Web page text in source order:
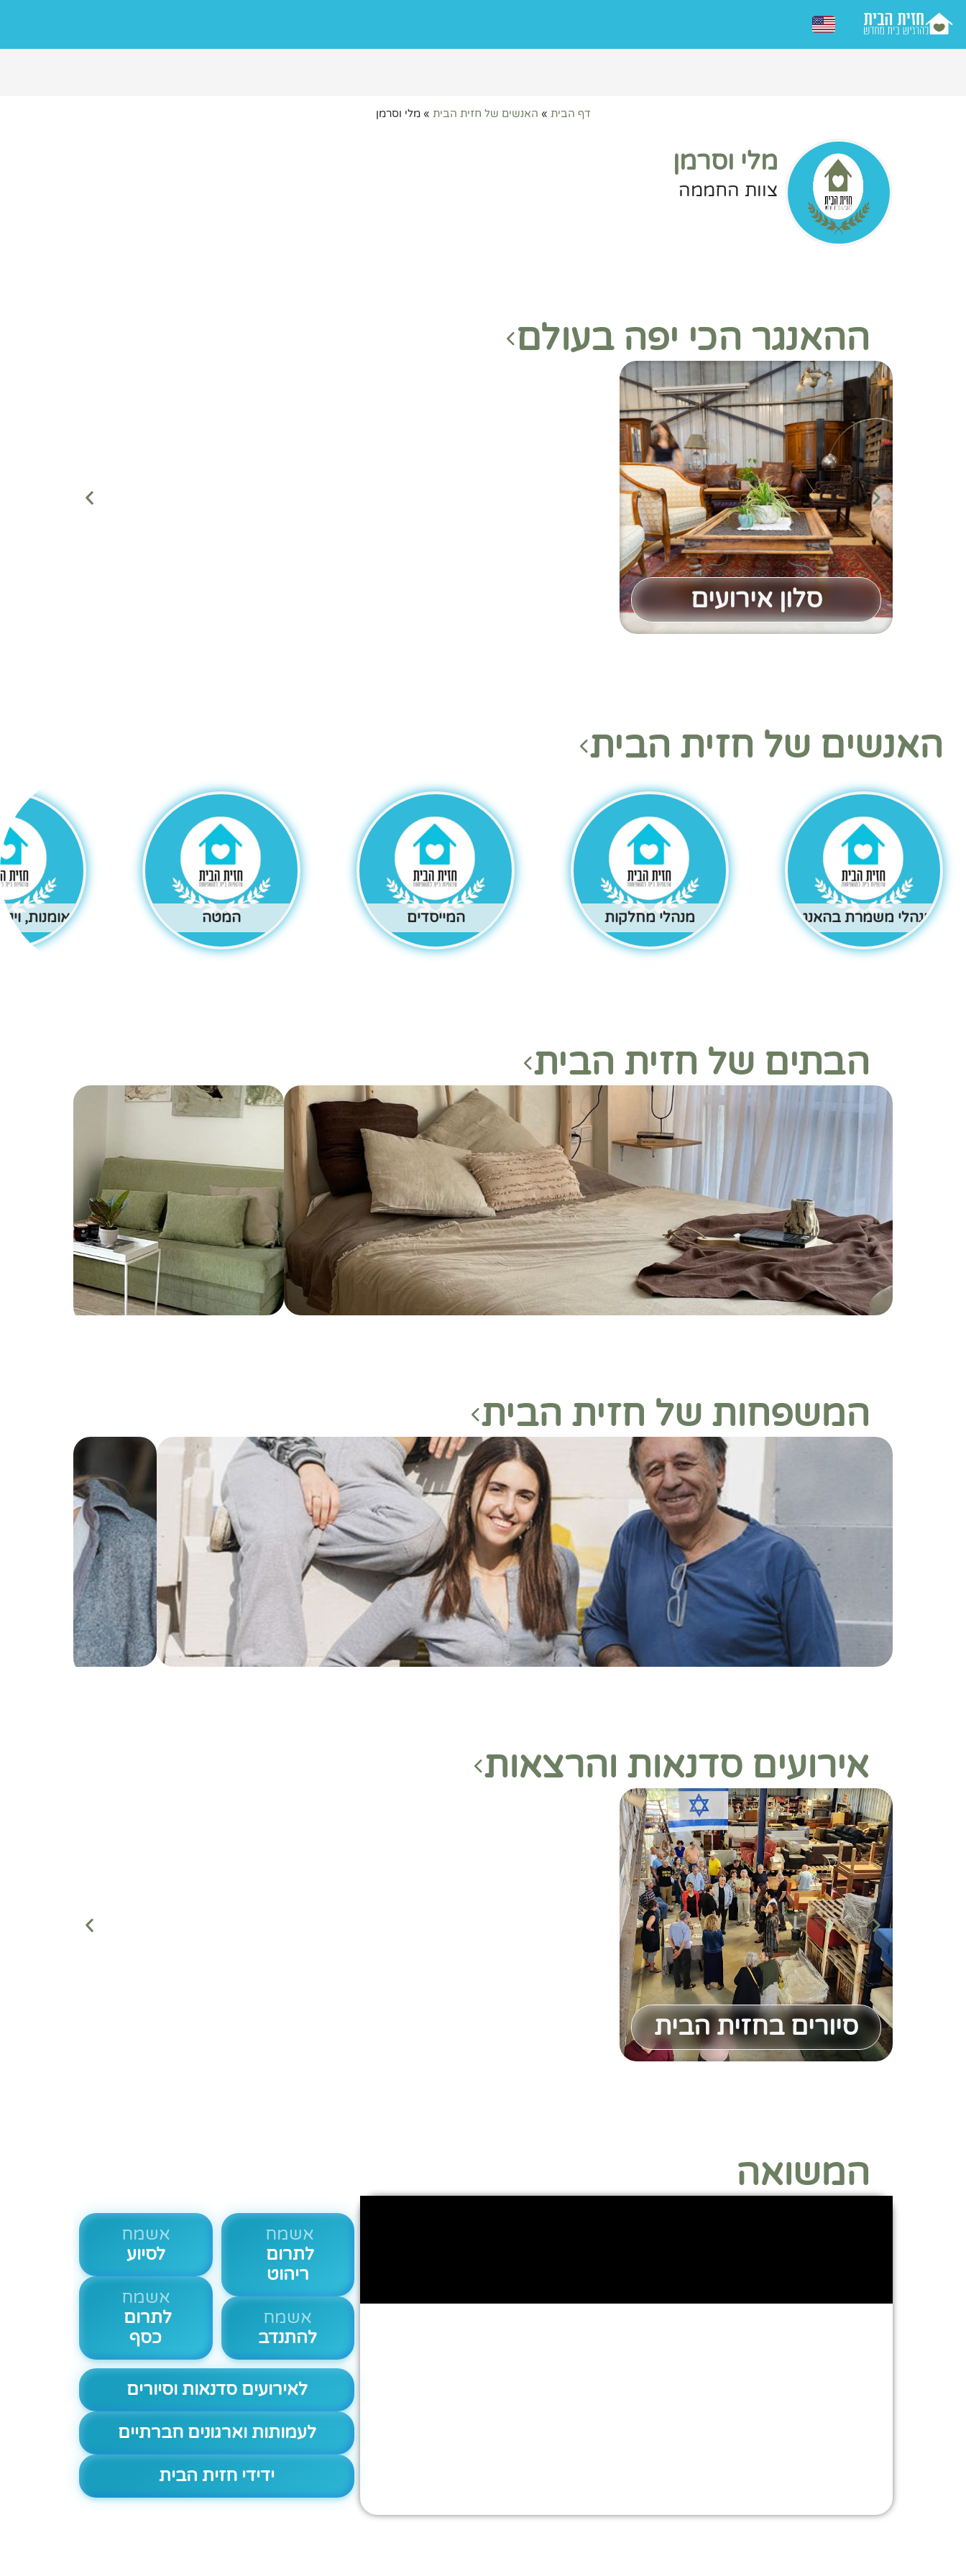
דף הבית » האנשים של חזית הבית »מלי וסרמן
מלי וסרמן
צוות החממה
ההאנגר הכי יפה בעולם
סלון אירועים
האנשים של חזית הבית
מנהלי משמרת בהאנגר מנהלי מחלקות המייסדים המטה אומנות,
הבתים של חזית הבית
המשפחות של חזית הבית
אירועים סדנאות והרצאות
סיורים בחזית הבית
המשואה
אשמח
לתרום
ריהוט
אשמח
להתנדב
אשמח
לסיוע
אשמח
לתרום
כסף
לאירועים סדנאות וסיורים
לעמותות וארגונים חברתיים
ידידי חזית הבית